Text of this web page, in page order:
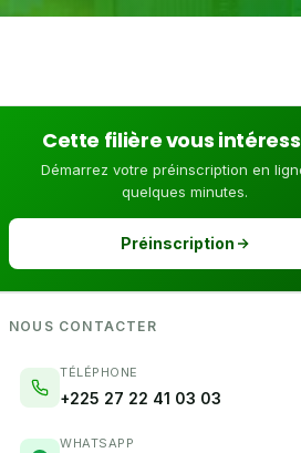
Cette filière vous
Démarrez votre préinscription en
quelques minutes.
Préinscription
NOUS CONTACTER
TÉLÉPHONE
+225 27 22 41 03 03
WHATSAPP